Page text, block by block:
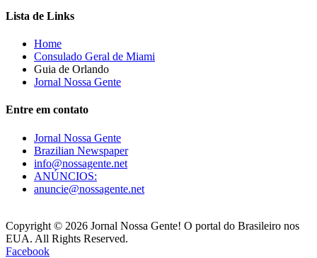
Lista de Links
Home
Consulado Geral de Miami
Guia de Orlando
Jornal Nossa Gente
Entre em contato
Jornal Nossa Gente
Brazilian Newspaper
info@nossagente.net
ANÚNCIOS:
anuncie@nossagente.net
Copyright © 2026 Jornal Nossa Gente! O portal do Brasileiro nos
EUA. All Rights Reserved.
Facebook